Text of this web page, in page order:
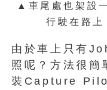
▲車尾處也架設
行駛在路上
由於車上只有
照呢？方法很
裝Capture